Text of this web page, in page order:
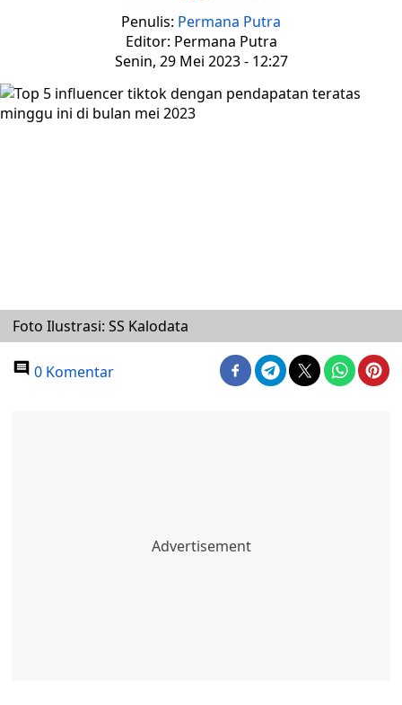
Penulis: Permana Putra
Editor: Permana Putra
Senin, 29 Mei 2023 - 12:27
Foto Ilustrasi: SS Kalodata
0 Komentar